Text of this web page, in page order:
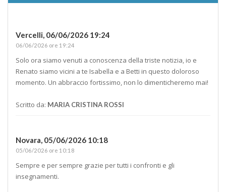
Vercelli, 06/06/2026 19:24
06/06/2026 ore 19:24
Solo ora siamo venuti a conoscenza della triste notizia, io e
Renato siamo vicini a te Isabella e a Betti in questo doloroso
momento. Un abbraccio fortissimo, non lo dimenticheremo mai!
Scritto da: MARIA CRISTINA ROSSI
Novara, 05/06/2026 10:18
05/06/2026 ore 10:18
Sempre e per sempre grazie per tutti i confronti e gli
insegnamenti.